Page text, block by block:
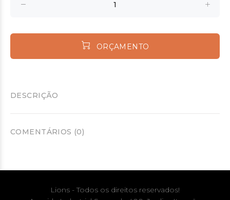
ORÇAMENTO
DESCRIÇÃO
COMENTÁRIOS (0)
Lions - Todos os direitos reservados!